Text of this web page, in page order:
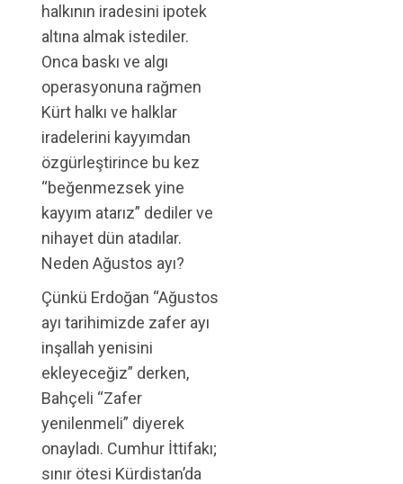
halkının iradesini ipotek
altına almak istediler.
Onca baskı ve algı
operasyonuna rağmen
Kürt halkı ve halklar
iradelerini kayyımdan
özgürleştirince bu kez
“beğenmezsek yine
kayyım atarız” dediler ve
nihayet dün atadılar.
Neden Ağustos ayı?
Çünkü Erdoğan “Ağustos
ayı tarihimizde zafer ayı
inşallah yenisini
ekleyeceğiz” derken,
Bahçeli “Zafer
yenilenmeli” diyerek
onayladı. Cumhur İttifakı;
sınır ötesi Kürdistan’da